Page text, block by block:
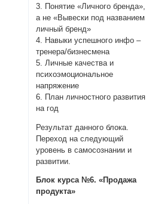
3. Понятие «Личного бренда»,
а не «Вывески под названием
личный бренд»
4. Навыки успешного инфо –
тренера/бизнесмена
5. Личные качества и
психоэмоциональное
напряжение
6. План личностного развития
на год
Результат данного блока.
Переход на следующий
уровень в самосознании и
развитии.
Блок курса №6. «Продажа
продукта»